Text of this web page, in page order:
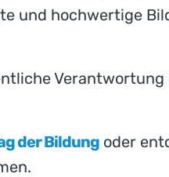
und hochwertige
der Bildung oder